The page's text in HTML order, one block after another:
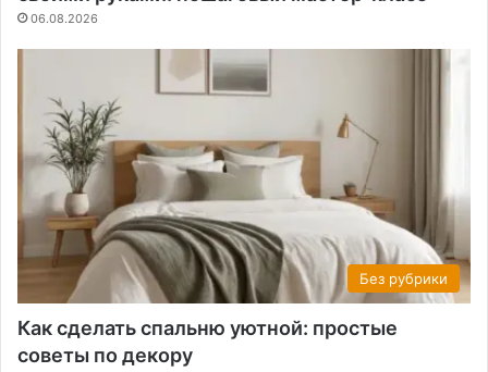
06.08.2026
Без рубрики
Как сделать спальню уютной: простые
советы по декору